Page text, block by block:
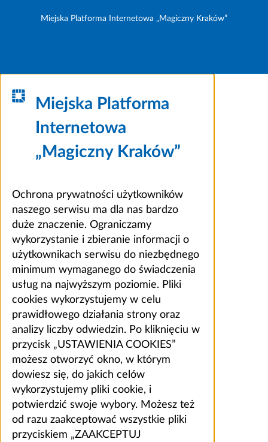
Miejska Platforma Internetowa „Magiczny Kraków”
Miejska Platforma
Internetowa
„Magiczny Kraków”
Ochrona prywatności użytkowników
naszego serwisu ma dla nas bardzo
duże znaczenie. Ograniczamy
wykorzystanie i zbieranie informacji o
użytkownikach serwisu do niezbędnego
minimum wymaganego do świadczenia
usług na najwyższym poziomie. Pliki
cookies wykorzystujemy w celu
prawidłowego działania strony oraz
analizy liczby odwiedzin. Po kliknięciu w
przycisk „USTAWIENIA COOKIES”
możesz otworzyć okno, w którym
dowiesz się, do jakich celów
wykorzystujemy pliki cookie, i
potwierdzić swoje wybory. Możesz też
od razu zaakceptować wszystkie pliki
przyciskiem „ZAAKCEPTUJ